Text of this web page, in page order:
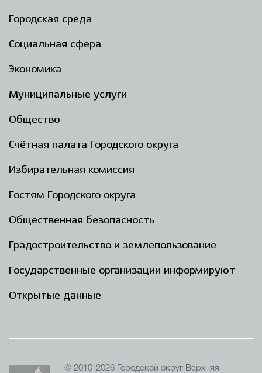
Городская среда
Социальная сфера
Экономика
Муниципальные услуги
Общество
Счётная палата Городского округа
Избирательная комиссия
Гостям Городского округа
Общественная безопасность
Градостроительство и землепользование
Государственные организации информируют
Открытые данные
© 2010-2026 Городской округ Верхняя